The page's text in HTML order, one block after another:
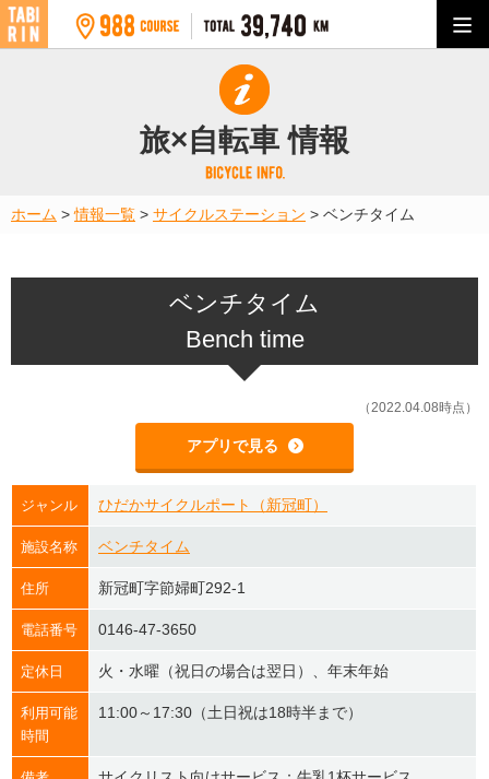
旅×自転車 情報
ホーム >情報一覧 > サイクルステーション > ベンチタイム
ベンチタイム
Bench time
（2022.04.08時点）
アプリで見る
ジャンル ひだかサイクルポート（新冠町）
施設名称 ベンチタイム
住所 新冠町字節婦町292-1
電話番号 0146-47-3650
定休日 火・水曜（祝日の場合は翌日）、年末年始
利用可能
時間
11:00～17:30（土日祝は18時半まで）